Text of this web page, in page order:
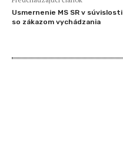
Usmernenie MS SR v súvislosti
so zákazom vychádzania